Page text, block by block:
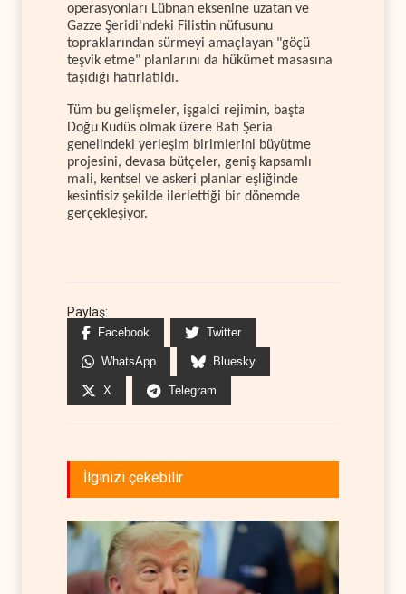
operasyonları Lübnan eksenine uzatan ve
Gazze Şeridi'ndeki Filistin nüfusunu
topraklarından sürmeyi amaçlayan "göçü
teşvik etme" planlarını da hükümet masasına
taşıdığı hatırlatıldı.
Tüm bu gelişmeler, işgalci rejimin, başta
Doğu Kudüs olmak üzere Batı Şeria
genelindeki yerleşim birimlerini büyütme
projesini, devasa bütçeler, geniş kapsamlı
mali, kentsel ve askeri planlar eşliğinde
kesintisiz şekilde ilerlettiği bir dönemde
gerçekleşiyor.
Paylaş:
Facebook Twitter
WhatsApp Bluesky
X Telegram
İlginizi çekebilir